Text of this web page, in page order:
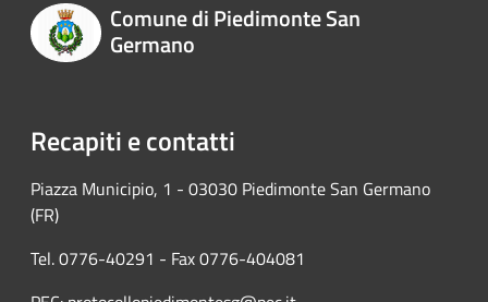
Comune di Piedimonte San
Germano
Recapiti e contatti
Piazza Municipio, 1 - 03030 Piedimonte San Germano
(FR)
Tel. 0776-40291 - Fax 0776-404081